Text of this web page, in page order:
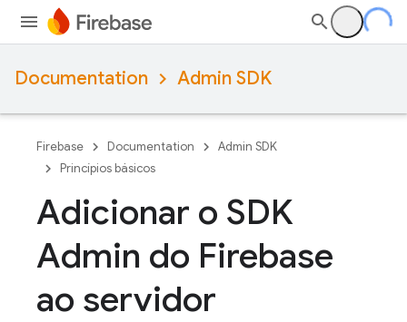
Documentation Admin SDK
Firebase Documentation
Admin SDK
Princípios básicos
Adicionar o SDK
Admin do Firebase
ao servidor